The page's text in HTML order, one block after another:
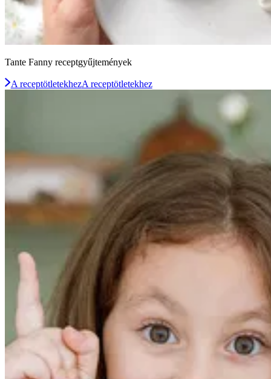
Tante Fanny receptgyűjtemények
A receptötletekhezA receptötletekhez